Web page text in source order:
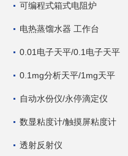
可编程式箱式电阻炉
电热蒸馏水器 工作台
0.01电子天平/0.1电子天平
0.1mg分析天平/1mg天平
自动水份仪/永停滴定仪
数显粘度计/触摸屏粘度计
透射反射仪